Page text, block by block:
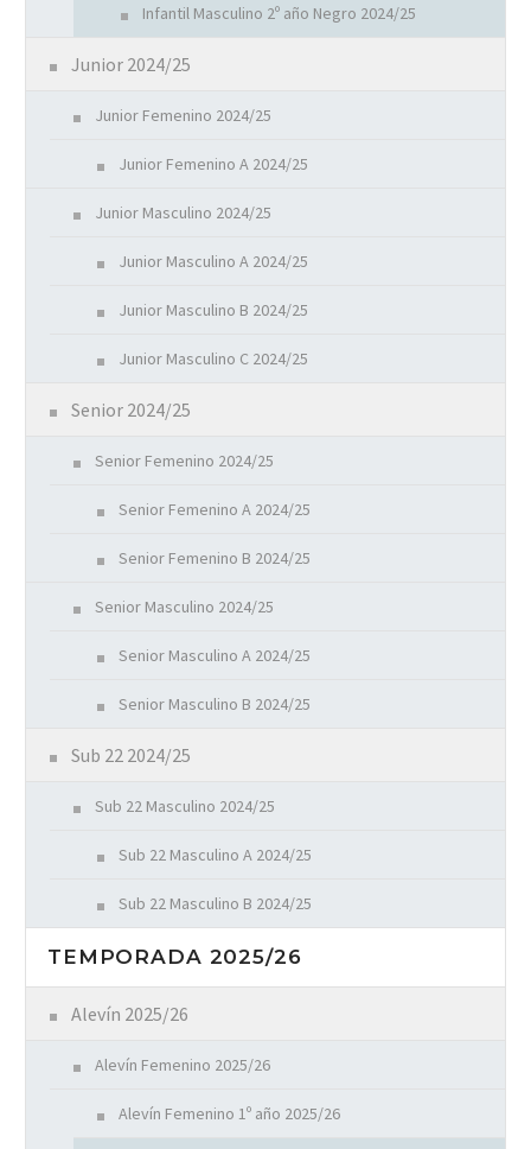
Infantil Masculino 2º año Negro 2024/25
Junior 2024/25
Junior Femenino 2024/25
Junior Femenino A 2024/25
Junior Masculino 2024/25
Junior Masculino A 2024/25
Junior Masculino B 2024/25
Junior Masculino C 2024/25
Senior 2024/25
Senior Femenino 2024/25
Senior Femenino A 2024/25
Senior Femenino B 2024/25
Senior Masculino 2024/25
Senior Masculino A 2024/25
Senior Masculino B 2024/25
Sub 22 2024/25
Sub 22 Masculino 2024/25
Sub 22 Masculino A 2024/25
Sub 22 Masculino B 2024/25
TEMPORADA 2025/26
Alevín 2025/26
Alevín Femenino 2025/26
Alevín Femenino 1º año 2025/26